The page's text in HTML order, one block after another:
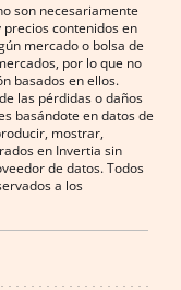
son necesariamente
contenidos en
mercado o bolsa de
por lo que no
basados en ellos.
las pérdidas o daños
basándote en datos de
mostrar,
en Invertia sin
de datos. Todos
a los